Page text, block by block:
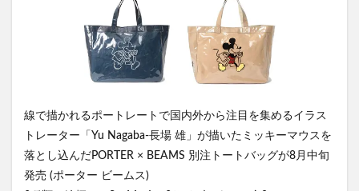
線で描かれるポートレートで国内外から注目を集めるイラス
トレーター「Yu Nagaba-長場 雄」が描いたミッキーマウスを
落とし込んだPORTER × BEAMS 別注トートバッグが8月中旬
発売 (ポーター ビームス)